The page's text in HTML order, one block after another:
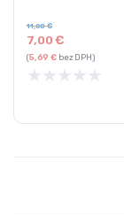
7,00€
11,00€
(5,69€ bez DPH)
★ ★ ★ ★ ★